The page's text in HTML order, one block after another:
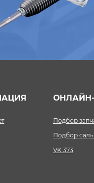
Подбор
Подбор
VK 373